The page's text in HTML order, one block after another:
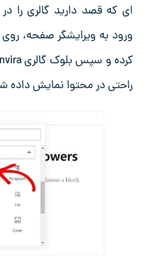
‌ای که قصد دارید گالری را
ورود به ویرایشگر صفحه،
‌راحتی در محتوا نمایش داده